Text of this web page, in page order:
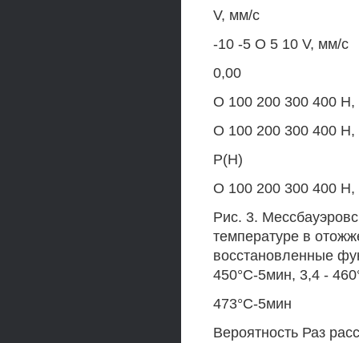
V, мм/с
-10 -5 О 5 10 V, мм/с
0,00
О 100 200 300 400 Н,
О 100 200 300 400 Н,
Р(Н)
О 100 200 300 400 Н,
Рис. 3.
температуре в
восстановленные
450°С-5мин, 3,4 -
473°С-5мин
Вероятность Раз